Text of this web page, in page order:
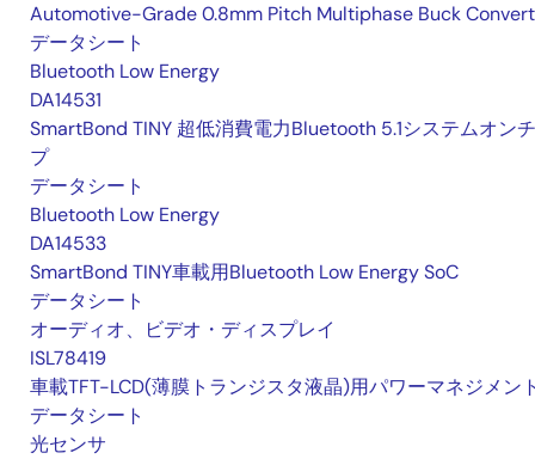
Automotive-Grade 0.8mm Pitch Multiphase Buck
データシート
Bluetooth Low Energy
DA14531
SmartBond TINY 超低消費電力Bluetooth 5.1システムオン
プ
データシート
Bluetooth Low Energy
DA14533
SmartBond TINY車載用Bluetooth Low Energy SoC
データシート
オーディオ、ビデオ・ディスプレイ
ISL78419
車載TFT-LCD(薄膜トランジスタ液晶)用パワーマネジメン
データシート
光センサ